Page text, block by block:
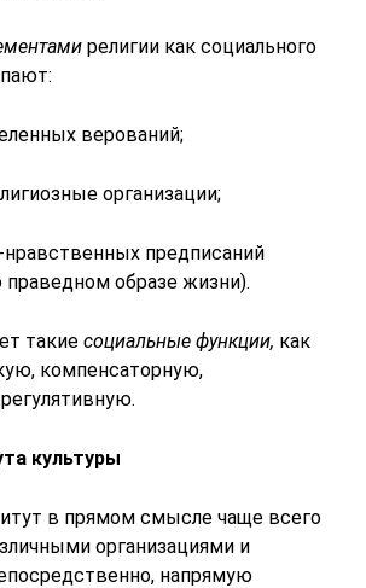
религии как социального
верований;
организации;
предписаний
праведном образе жизни).
такиесоциальные функции, как
компенсаторную,
культуры
в прямом смысле чаще всего
организациями и
напрямую